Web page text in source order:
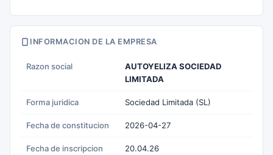
INFORMACION DE LA EMPRESA
Razon social
AUTOYELIZA SOCIEDAD
LIMITADA
Forma juridica Sociedad Limitada (SL)
Fecha de constitucion 2026-04-27
Fecha de inscripcion 20.04.26